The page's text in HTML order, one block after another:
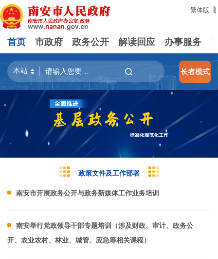
繁体版 |
首页 市政府 政务公开 解读回应 办事服务
长者模式
政策文件及工作部署
南安市开展政务公开与政务新媒体工作业务培训
南安举行党政领导干部专题培训（涉及财政、审计、政务公
开、农业农村、林业、城管、应急等相关课程）